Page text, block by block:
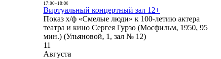
17:00- 18:00
Виртуальный концертный зал 12+
Показ х/ф «Смелые люди» к 100-летию актера
театра и кино Сергея Гурзо (Мосфильм, 1950, 95
мин.) (Ульяновой, 1, зал № 12)
11
Августа